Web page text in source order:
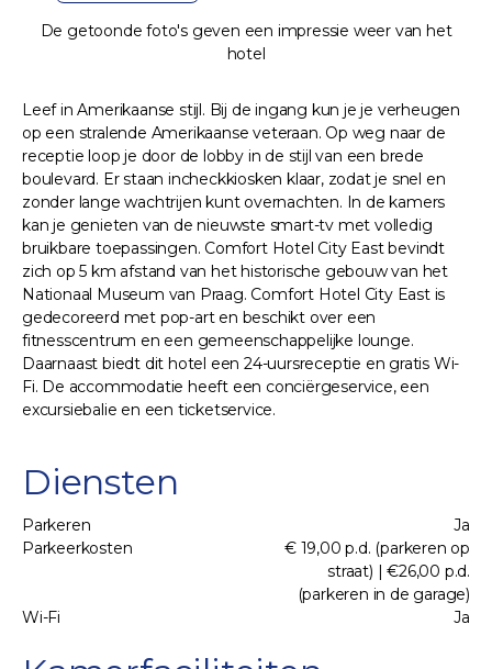
De getoonde foto's geven een impressie weer van het
hotel
Leef in Amerikaanse stijl. Bij de ingang kun je je verheugen
op een stralende Amerikaanse veteraan. Op weg naar de
receptie loop je door de lobby in de stijl van een brede
boulevard. Er staan ​​incheckkiosken klaar, zodat je snel en
zonder lange wachtrijen kunt overnachten. In de kamers
kan je genieten van de nieuwste smart-tv met volledig
bruikbare toepassingen. Comfort Hotel City East bevindt
zich op 5 km afstand van het historische gebouw van het
Nationaal Museum van Praag. Comfort Hotel City East is
gedecoreerd met pop-art en beschikt over een
fitnesscentrum en een gemeenschappelijke lounge.
Daarnaast biedt dit hotel een 24-uursreceptie en gratis Wi-
Fi. De accommodatie heeft een conciërgeservice, een
excursiebalie en een ticketservice.
Diensten
Parkeren
Ja
Parkeerkosten
€ 19,00 p.d. (parkeren op
straat) | €26,00 p.d.
(parkeren in de garage)
Wi-Fi
Ja